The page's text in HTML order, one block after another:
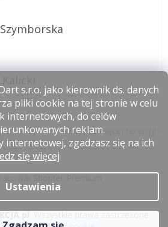
s.r.o. jako kierownik ds. danych
pliki cookie na tej stronie w celu
internetowych, do celów
reklam.
internetowej, zgadzasz się na ich
się więcej
Ustawienia
to 5 na 5 gwiazdek.
to 5 na 5 gwiazdek.
Zobacz więcej recenzji
. Wszystkie prawa zastrzeżone.